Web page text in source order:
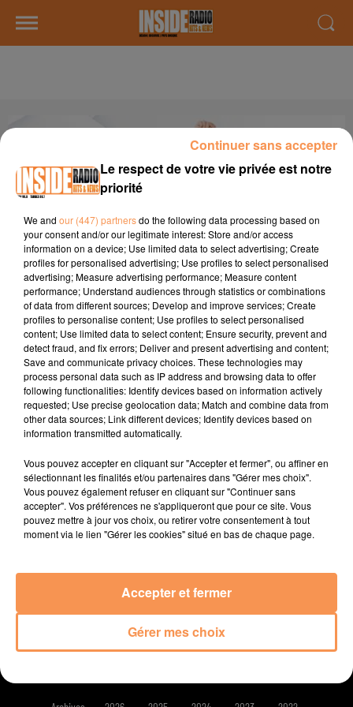
Émission Planète Pyrénées
Crédit :Émission Planète Pyrénées
Tous les lundis, mardis, mercredis, jeudis et vendredis de
16h00 à 19h00.
RADIO ACTUALITÉS EMPLOI JEUX
PODCAST AGENDA LOCAL CONTACT
Politique de confidentialité
Le respect de votre vie privée est notre
priorité
We and our (447) partnersdo the following data processing based on
your consent and/or our legitimate interest: Store and/or access
information on a device; Use limited data to select advertising; Create
profiles for personalised advertising; Use profiles to select personalised
advertising; Measure advertising performance; Measure content
performance; Understand audiences through statistics or combinations
of data from different sources; Develop and improve services; Create
profiles to personalise content; Use profiles to select personalised
content; Use limited data to select content; Ensure security, prevent and
detect fraud, and fix errors; Deliver and present advertising and content;
Save and communicate privacy choices. These technologies may
process personal data such as IP address and browsing data to offer
following functionalities: Identify devices based on information actively
requested; Use precise geolocation data; Match and combine data from
other data sources; Link different devices; Identify devices based on
information transmitted automatically.
Vous pouvez accepter en cliquant sur "Accepter et fermer", ou affiner en
sélectionnant les finalités et/ou partenaires dans "Gérer mes choix".
Vous pouvez également refuser en cliquant sur "Continuer sans
accepter". Vos préférences ne s'appliqueront que pour ce site. Vous
pouvez mettre à jour vos choix, ou retirer votre consentement à tout
moment via le lien "Gérer les cookies" situé en bas de chaque page.
Gérer mes choix
Accepter et fermer
Continuer sans accepter